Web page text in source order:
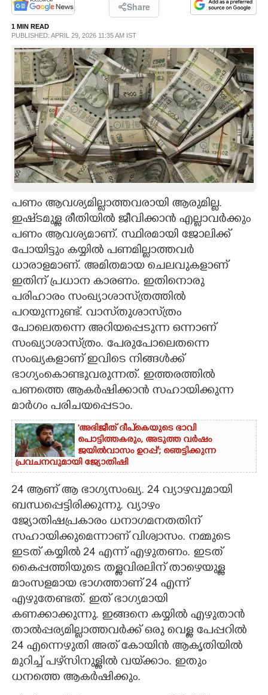
PHOTOS
LIFESTYLE
SPIRITUAL
INFO+
ART
ASTRO
CARTOONS
LITERATURE
ZOOM
CONTACT US
Share
1 MIN READ
PUBLISHED: APRIL 29, 2026 11:35 AM IST
പണം ആവശ്യമില്ലാത്തവരായി ആരുമില്ല.
ഇഷ്‌ടമുള്ള രീതിയിൽ ജീവിക്കാൻ എല്ലാവർക്കും
പണം ആവശ്യമാണ്. സ്ഥിരമായി ജോലിക്ക്
പോയിട്ടും കയ്യിൽ പണമില്ലാത്തവർ
ധാരാളമാണ്. അമിതമായ ചെലവുകളാണ്
ഇതിന് പ്രധാന കാരണം. ഇതിനൊരു
പരിഹാരം സംഖ്യാശാസ്‌ത്രത്തിൽ
പറയുന്നുണ്ട്. വാസ്‌തുശാസ്‌ത്രം
പോലെതന്നെ അറിയപ്പെടുന്ന ഒന്നാണ്
സംഖ്യാശാസ്‌ത്രം. പേരുപോലെതന്നെ
സംഖ്യകളാണ് ഇവിടെ നിങ്ങൾക്ക്
ഭാഗ്യംകൊണ്ടുവരുന്നത്. ഇത്തരത്തിൽ
പണത്തെ ആകർഷിക്കാൻ സഹായിക്കുന്ന
മാർഗം പരിചയപ്പെടാം.
'അഭിജീത് ദീപ്‌കെയുടെ ഭാവി
പൊട്ടിത്തകരും, അടുത്ത വർഷം
ജയിൽവാസം ഉറപ്പ്'; ഞെട്ടിക്കുന്ന
പ്രവചനവുമായി ജ്യോതിഷി
24 ആണ് ആ ഭാഗ്യസംഖ്യ. 24 വ്യാഴവുമായി
ബന്ധപ്പെട്ടിരിക്കുന്നു. വ്യാഴം
ജ്യോതിഷപ്രകാരം ധനാഗമനതതിന്
സഹായിക്കുമെന്നാണ് വിശ്വാസം. നമ്മുടെ
ഇടത് കയ്യിൽ 24 എന്ന് എഴുതണം. ഇടത്
കൈപ്പത്തിയുടെ തള്ളവിരലിന് താഴെയുള്ള
മാംസളമായ ഭാഗത്താണ് 24 എന്ന്
എഴുതേണ്ടത്. ഇത് ഭാഗ്യമായി
കണക്കാക്കുന്നു. ഇങ്ങനെ കയ്യിൽ എഴുതാൻ
താൽപ്പര്യമില്ലാത്തവർക്ക് ഒരു വെള്ള പേപ്പറിൽ
24 എന്നെഴുതി അത് കോയിൻ ആകൃതിയിൽ
മുറിച്ച് പഴ്‌സിനുള്ളിൽ വയ്‌ക്കാം. ഇതും
ധനത്തെ ആകർഷിക്കും.